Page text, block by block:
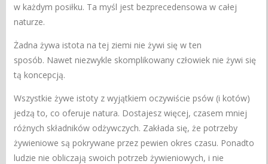
w każdym posiłku. Ta myśl jest bezprecedensowa w całej
naturze.
Żadna żywa istota na tej ziemi nie żywi się w ten
sposób. Nawet niezwykle skomplikowany człowiek nie żywi się
tą koncepcją.
Wszystkie żywe istoty z wyjątkiem oczywiście psów (i kotów)
jedzą to, co oferuje natura. Dostajesz więcej, czasem mniej
różnych składników odżywczych. Zakłada się, że potrzeby
żywieniowe są pokrywane przez pewien okres czasu. Ponadto
ludzie nie obliczają swoich potrzeb żywieniowych, i nie